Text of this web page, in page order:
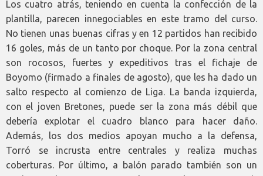
Los cuatro atrás, teniendo en cuenta la confección de la
plantilla, parecen innegociables en este tramo del curso.
No tienen unas buenas cifras y en 12 partidos han recibido
16 goles, más de un tanto por choque. Por la zona central
son rocosos, fuertes y expeditivos tras el fichaje de
Boyomo (firmado a finales de agosto), que les ha dado un
salto respecto al comienzo de Liga. La banda izquierda,
con el joven Bretones, puede ser la zona más débil que
debería explotar el cuadro blanco para hacer daño.
Además, los dos medios apoyan mucho a la defensa,
Torró se incrusta entre centrales y realiza muchas
coberturas. Por último, a balón parado también son un